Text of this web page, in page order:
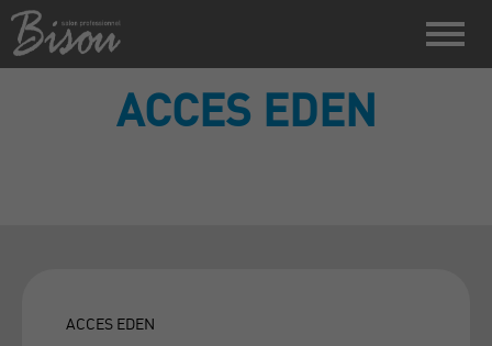
ACCES EDEN
ACCES EDEN